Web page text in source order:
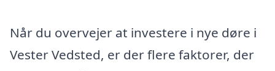
Når du overvejer at investere i nye døre i
Vester Vedsted, er der flere faktorer, der